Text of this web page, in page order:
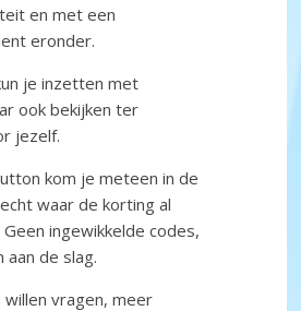
en met een
eronder.
je inzetten met
ook bekijken ter
jezelf.
kom je meteen in de
waar de korting al
ingewikkelde codes,
aan de slag.
vragen, meer